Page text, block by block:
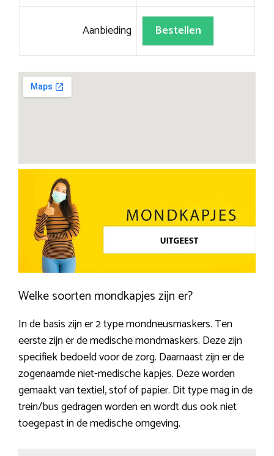
Aanbieding Bestellen
Welke soorten mondkapjes zijn er?
In de basis zijn er 2 type mondneusmaskers. Ten
eerste zijn er de medische mondmaskers. Deze zijn
specifiek bedoeld voor de zorg. Daarnaast zijn er de
zogenaamde niet-medische kapjes. Deze worden
gemaakt van textiel, stof of papier. Dit type mag in de
trein/bus gedragen worden en wordt dus ook niet
toegepast in de medische omgeving.